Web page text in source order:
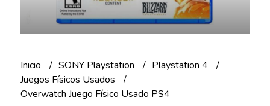
Inicio SONY Playstation
Playstation 4
Juegos Físicos Usados
Overwatch Juego Físico Usado PS4